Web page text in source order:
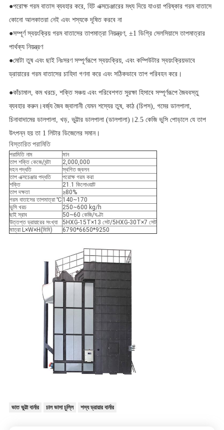
●পরোক্ষ গরম বাতাস ব্যবহার করে, হিট এক্সচেঞ্জারের মধ্য দিয়ে যাওয়া পরিষ্কার গরম বাতাসে
কোনো আলকাতরা নেই এবং শস্যকে দূষিত করবে না
●সম্পূর্ণ স্বয়ংক্রিয় গরম বাতাসের তাপমাত্রা নিয়ন্ত্রণ, ±1 ডিগ্রি সেলসিয়াসে তাপমাত্রার
পার্থক্য নিয়ন্ত্রণ
●মোটা তুষ এবং ছাই নিঃসরণ সম্পূর্ণরূপে স্বয়ংক্রিয়, এবং কম্পিউটার স্বয়ংক্রিয়ভাবে
ড্রায়ারের গরম বাতাসের চাহিদা গণনা করে এবং সঠিকভাবে তাপ পরিবহন করে।
●কাঁচামাল, কম খরচে, শক্তি সঞ্চয় এবং পরিবেশগত সুরক্ষা হিসাবে সম্পূর্ণরূপে জৈববস্তু
ব্যবহার করুন।বর্জ্য জৈব জ্বালানী যেমন শস্যের তুষ, কাঠ (চিপস), গমের ডালপালা,
চিনাবাদামের ডালপালা, খড়, ভুট্টার ডালপালা (ডালপালা)।2.5 কেজি ভুসি পোড়ালে যে তাপ
উৎপন্ন হয় তা 1 লিটার ডিজেলের সমান।
বিস্তারিত পরামিতি
পরামিতি নাম
মান
তাপ শক্তি কেজে/ঘন্টা
2,000,000
দহন পদ্ধতি
স্থগিত জ্বলন
তাপ এক্সচেঞ্জার পদ্ধতি
পরোক্ষ গরম করা
শক্তি
21.1 কিলোওয়াট
তাপ দক্ষতা
≥80%
গরম বাতাসের তাপমাত্রা ℃ 140~170
ভুসি খরচ
250~600 kg/h
ছাই স্রাব
50~60 কেজি/ঘণ্টা
উত্তপ্ত ড্রায়ারের সংখ্যা
5HXG-15T×13 সেট/5HXG-30T×7 সেট
মাত্রা L×W×H(মিমি)
6790*6650*9250
ভাত ভুট্টা বার্নার চাল ভাসা চুল্লি শস্য ড্রায়ার বার্নার